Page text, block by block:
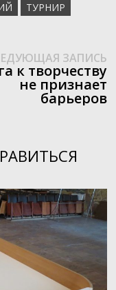
ТУРНИР
ЗАПИСЬ
к творчеству
не признает
барьеров